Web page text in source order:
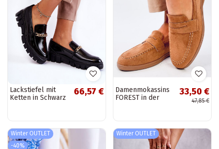
Lackstiefel mit
Ketten in Schwarz
66,57 €
Damenmokassins
FOREST in der
33,50 €
47,85 €
Winter OUTLET
-40%
Winter OUTLET